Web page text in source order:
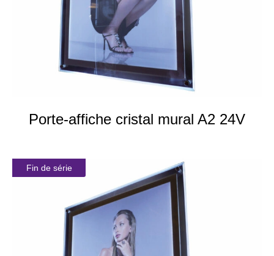
Porte-affiche cristal mural A2 24V
Fin de série